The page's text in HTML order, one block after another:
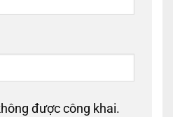
được công khai.